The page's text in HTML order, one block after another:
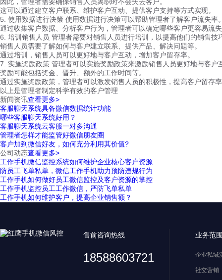
因此，管理者需要确保销售人员离职时不会失去客户。
这可以通过建立客户联系、维护客户互动、提供客户支持等方式实现。
5. 使用数据进行决策 使用数据进行决策可以帮助管理者了解客户流失率
通过收集客户数据、分析客户行为，管理者可以确定哪些客户更容易流
6. 培训销售人员 管理者需要对销售人员进行培训，以提高他们的销售技
销售人员需要了解如何与客户建立联系、提供产品、解决问题等。
通过培训，销售人员可以更好地与客户互动，增加客户留存率。
7. 实施奖励政策 管理者可以实施奖励政策来激励销售人员更好地与客户
奖励可能包括奖金、晋升、额外的工作时间等。
通过实施奖励政策，管理者可以激发销售人员的积极性，提高客户留存
以上是管理者制定科学有效的客户管理
新闻资讯查看更多>
客服聊天系统具备微信数据统计功能
哪些客服聊天系统好用？
客服聊天系统云客服一对多沟通
管理者怎样才能监管好微信朋友圈
客户加到微信好友，如何充分利用其价值?
公司动态查看更多>
工作手机微信监控系统如何维护企业核心客户资源
防员工飞单私单，微信工作手机助力预防违规行为
工作手机如何做好员工微信监控及客户资源的掌控
工作手机监控员工工作微信，严防飞单私单
工作手机如何维护客户，提高企业销售额？
售前咨询热线
18588603721
业务范
企业私域
社交营销